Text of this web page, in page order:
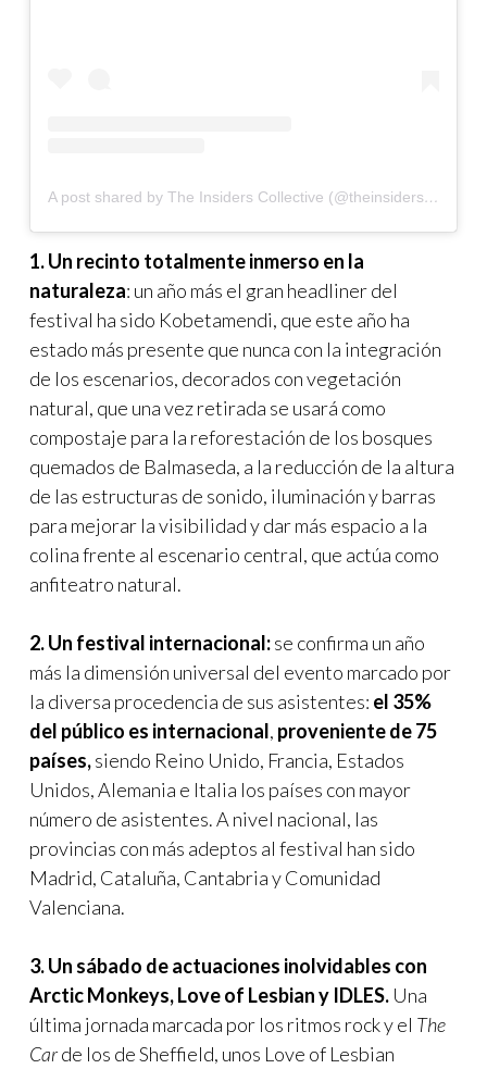
A post shared by The Insiders Collective (@theinsidersco)
1. Un recinto totalmente inmerso en la
naturaleza: un año más el gran headliner del
festival ha sido Kobetamendi, que este año ha
estado más presente que nunca con la integración
de los escenarios, decorados con vegetación
natural, que una vez retirada se usará como
compostaje para la reforestación de los bosques
quemados de Balmaseda, a la reducción de la altura
de las estructuras de sonido, iluminación y barras
para mejorar la visibilidad y dar más espacio a la
colina frente al escenario central, que actúa como
anfiteatro natural.
2. Un festival internacional:se confirma un año
más la dimensión universal del evento marcado por
la diversa procedencia de sus asistentes: el 35%
del público es internacional, proveniente de 75
países,siendo Reino Unido, Francia, Estados
Unidos, Alemania e Italia los países con mayor
número de asistentes. A nivel nacional, las
provincias con más adeptos al festival han sido
Madrid, Cataluña, Cantabria y Comunidad
Valenciana.
3. Un sábado de actuaciones inolvidables con
Arctic Monkeys, Love of Lesbian y IDLES. Una
última jornada marcada por los ritmos rock y el The
Carde los de Sheffield, unos Love of Lesbian